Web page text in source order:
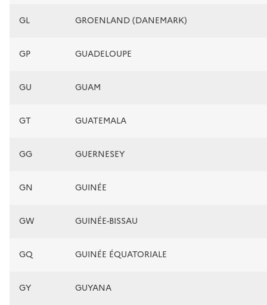
GL GROENLAND (DANEMARK)
GP GUADELOUPE
GU GUAM
GT GUATEMALA
GG GUERNESEY
GN GUINÉE
GW GUINÉE-BISSAU
GQ GUINÉE ÉQUATORIALE
GY GUYANA